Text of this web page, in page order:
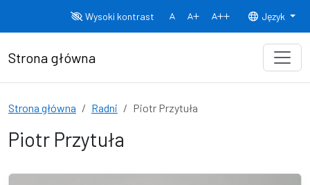
Wysoki kontrast
Normalny rozmiar czcionki
Rozmiar czcionki 150% Rozmiar
Język
Strona główna
Strona główna Radni Piotr Przytuła
Piotr Przytuła